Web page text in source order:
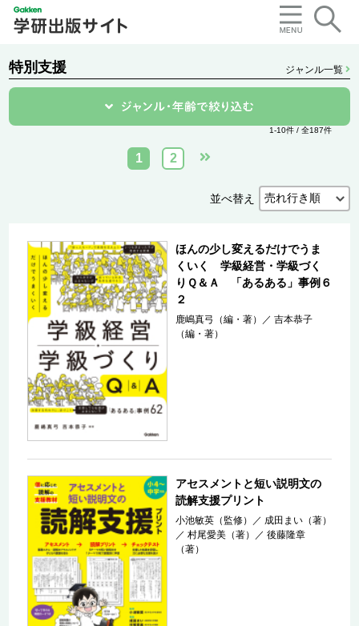
特別支援 ジャンル一覧
1-10件 / 全187件
1 2
並べ替え
ほんの少し変えるだけでうま
くいく 学級経営・学級づく
りＱ＆Ａ 「あるある」事例６
２
鹿嶋真弓（編・著） ／吉本恭子
（編・著）
アセスメントと短い説明文の
読解支援プリント
小池敏英（監修） ／ 成田まい（著）
／村尾愛美（著） ／後藤隆章
（著）